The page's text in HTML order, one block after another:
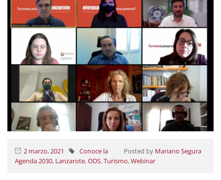
2 marzo, 2021 Posted by Mariano Segura
Conoce la
Agenda 2030, Lanzarote,ODS,Turismo,Webinar